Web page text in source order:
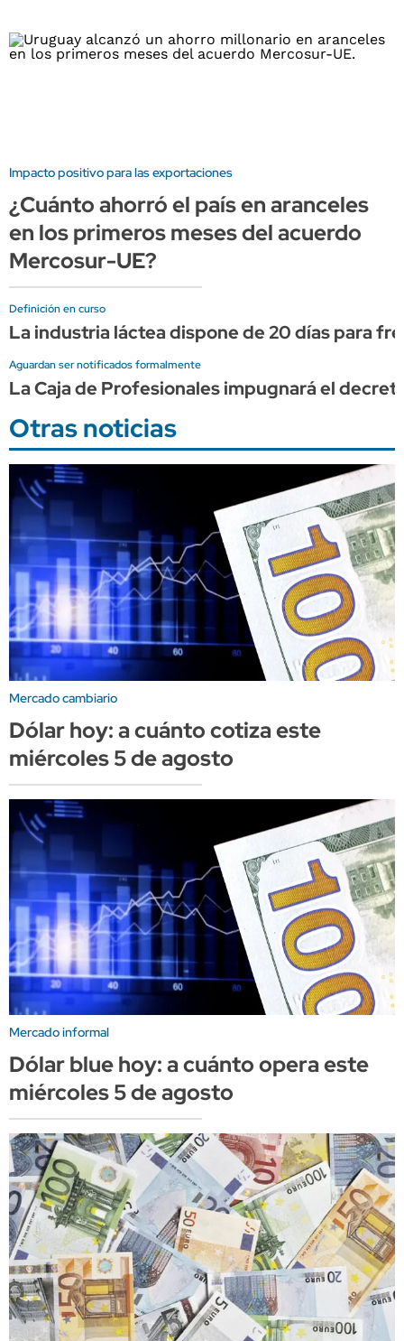
Impacto positivo para las exportaciones
¿Cuánto ahorró el país en aranceles
en los primeros meses del acuerdo
Mercosur-UE?
Definición en curso
La industria láctea dispone de 20 días para
Aguardan ser notificados formalmente
La Caja de Profesionales impugnará el
Otras noticias
Mercado cambiario
Dólar hoy: a cuánto cotiza este
miércoles 5 de agosto
Mercado informal
Dólar blue hoy: a cuánto opera este
miércoles 5 de agosto